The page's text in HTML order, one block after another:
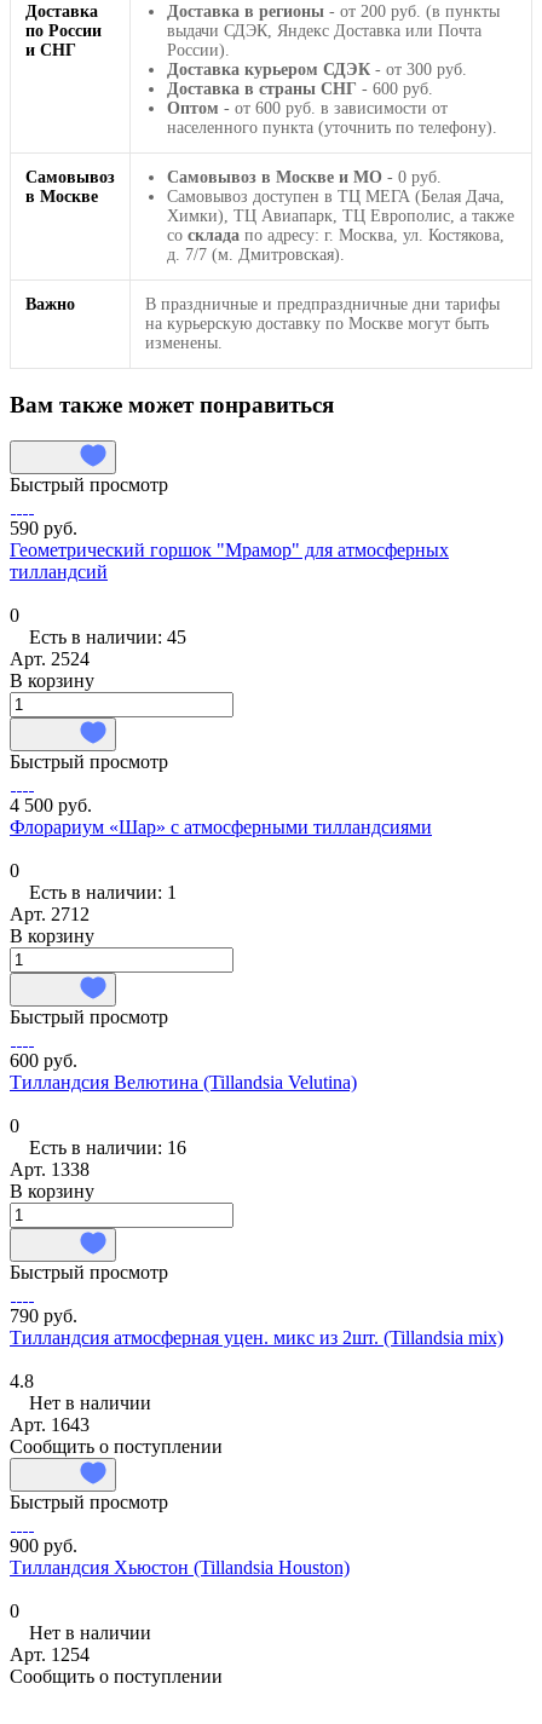
Доставка
по России
и СНГ
Доставка в регионы - от 200 руб. (в пункты
выдачи СДЭК, Яндекс Доставка или Почта
России).
Доставка курьером СДЭК - от 300 руб.
Доставка в страны СНГ - 600 руб.
Оптом - от 600 руб. в зависимости от
населенного пункта (уточнить по телефону).
Самовывоз
в Москве
Самовывоз в Москве и МО - 0 руб.
Самовывоз доступен в ТЦ МЕГА (Белая Дача,
Химки), ТЦ Авиапарк, ТЦ Европолис, а также
со склада по адресу: г. Москва, ул. Костякова,
д. 7/7 (м. Дмитровская).
Важно
В праздничные и предпраздничные дни тарифы
на курьерскую доставку по Москве могут быть
изменены.
Вам также может понравиться
Быстрый просмотр
590 руб.
Геометрический горшок "Мрамор" для атмосферных
тилландсий
0
Есть в наличии: 45
Арт. 2524
В корзину
Быстрый просмотр
4 500 руб.
Флорариум «Шар» с атмосферными тилландсиями
0
Есть в наличии: 1
Арт. 2712
В корзину
Быстрый просмотр
600 руб.
Тилландсия Велютина (Tillandsia Velutina)
0
Есть в наличии: 16
Арт. 1338
В корзину
Быстрый просмотр
790 руб.
Тилландсия атмосферная уцен. микс из 2шт. (Tillandsia mix)
4.8
Нет в наличии
Арт. 1643
Сообщить о поступлении
Быстрый просмотр
900 руб.
Тилландсия Хьюстон (Tillandsia Houston)
0
Нет в наличии
Арт. 1254
Сообщить о поступлении